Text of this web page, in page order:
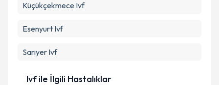
Küçükçekmece Ivf
Esenyurt Ivf
Sarıyer Ivf
Ivf ile İlgili Hastalıklar